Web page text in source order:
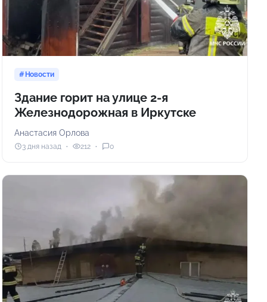
Новости
Здание горит на улице 2-я
Железнодорожная в Иркутске
Анастасия Орлова
3 дня назад 212 0